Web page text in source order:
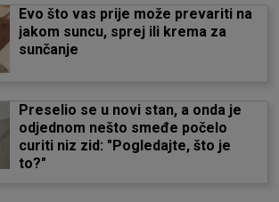
Evo što vas prije može prevariti na
jakom suncu, sprej ili krema za
sunčanje
Preselio se u novi stan, a onda je
odjednom nešto smeđe počelo
curiti niz zid: "Pogledajte, što je
to?"